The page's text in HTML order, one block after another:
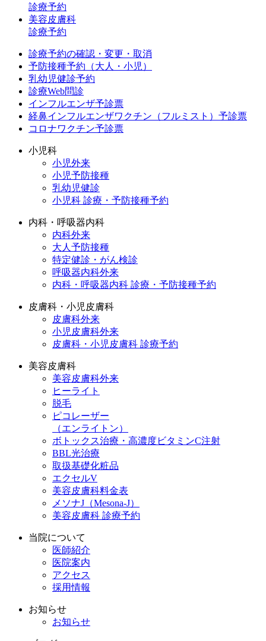
診療予約
美容皮膚科
診療予約
診療予約の確認・変更・取消
予防接種予約（大人・小児）
乳幼児健診予約
診療Web問診
インフルエンザ予診票
経鼻インフルエンザワクチン（フルミスト）予診票
コロナワクチン予診票
小児科
小児外来
小児予防接種
乳幼児健診
小児科 診療・予防接種予約
内科・呼吸器内科
内科外来
大人予防接種
特定健診・がん検診
呼吸器内科外来
内科・呼吸器内科 診療・予防接種予約
皮膚科・小児皮膚科
皮膚科外来
小児皮膚科外来
皮膚科・小児皮膚科 診療予約
美容皮膚科
美容皮膚科外来
ヒーライト
脱毛
ピコレーザー
（エンライトン）
ボトックス治療・高濃度ビタミンC注射
BBL光治療
取扱基礎化粧品
エクセルV
美容皮膚科料金表
メソナJ（Mesona-J）
美容皮膚科 診療予約
当院について
医師紹介
医院案内
アクセス
採用情報
お知らせ
お知らせ